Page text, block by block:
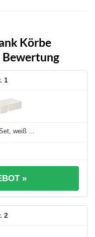
Körbe
Bewertung
1
weiß ...
»
2